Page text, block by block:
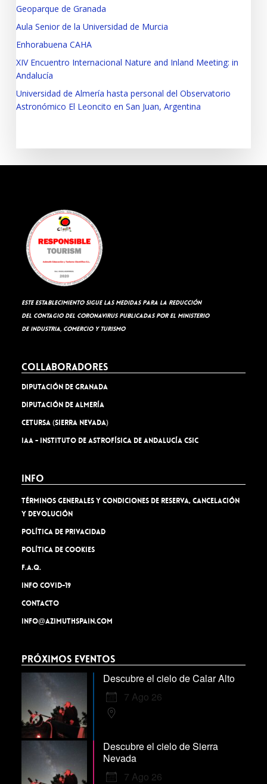
Geoparque de Granada
Aula Senior de la Universidad de Murcia
Enhorabuena CAHA
XIV Encuentro Internacional Nature and Inland Meeting: in
Andalucía
Universidad de Almería hasta personal del Observatorio
Astronómico El Leoncito en San Juan, Argentina
Este establecimiento sigue las medidas para la reducción
del contagio del coronavirus publicadas por el Ministerio
de Industria, Comercio y Turismo
Collaboradores
Diputación de Granada
Diputación de Almería
Cetursa (Sierra Nevada)
IAA - Instituto de Astrofísica de Andalucía CSIC
Info
TÉRMINOS GENERALES Y CONDICIONES DE RESERVA, CANCELACIÓN
Y DEVOLUCIÓN
Política de privacidad
Política de cookies
F.A.Q.
INFO COVID-19
Contacto
info@azimuthspain.com
Próximos Eventos
Descubre el cielo de Calar Alto
7 Ago 26
Descubre el cielo de Sierra
Nevada
7 Ago 26